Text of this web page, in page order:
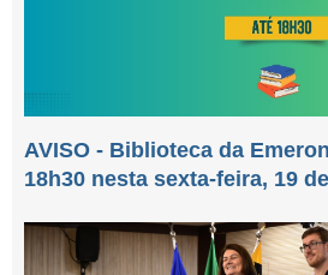
AVISO - Biblioteca da
18h30 nesta sexta-feira, 19